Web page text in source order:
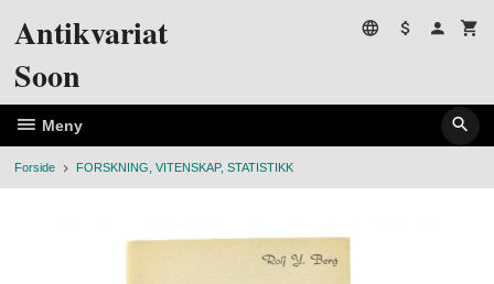
Antikvariat
Soon
Meny
Forside FORSKNING, VITENSKAP, STATISTIKK